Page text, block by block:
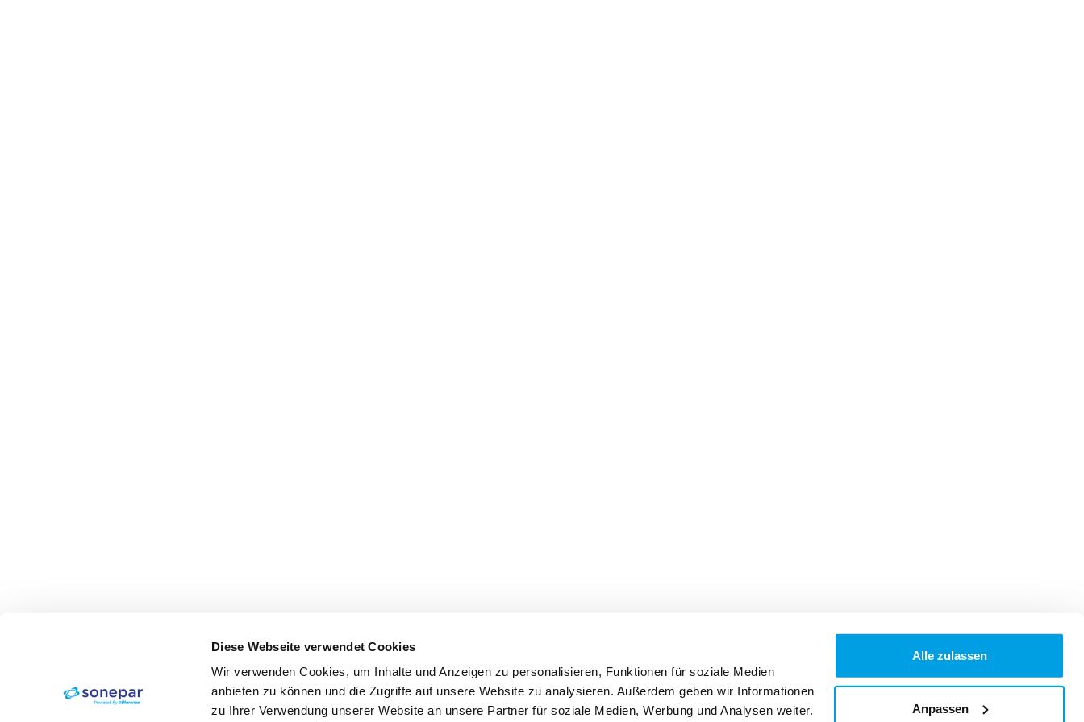
Diese Webseite verwendet Cookies
Wir verwenden Cookies, um Inhalte und Anzeigen zu personalisieren, Funktionen für soziale Medien
anbieten zu können und die Zugriffe auf unsere Website zu analysieren. Außerdem geben wir Informationen
zu Ihrer Verwendung unserer Website an unsere Partner für soziale Medien, Werbung und Analysen weiter.
Alle zulassen
Anpassen